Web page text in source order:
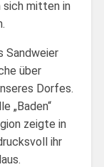
sich mitten in
Sandweier
über
Dorfes.
„Baden“
zeigte in
ihr